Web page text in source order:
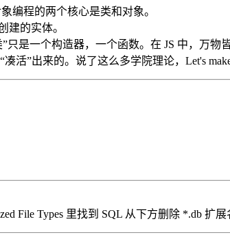
编程的两个核心是类和对象。
建的实体。
是一个构造器，一个函数。在 JS 中，万物
活”出来的。说了这么多学院理论，Let's make
File Types 里找到 SQL 从下方删除 *.db 扩展